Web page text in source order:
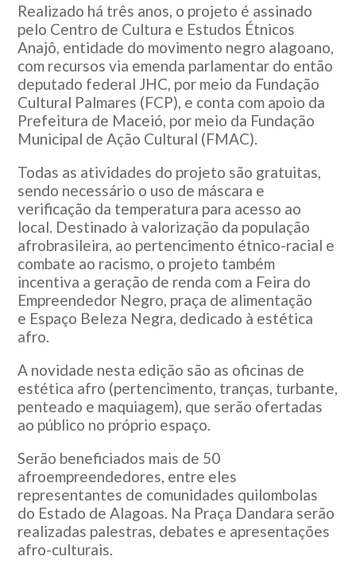
Realizado há três anos, o projeto é assinado
pelo Centro de Cultura e Estudos Étnicos
Anajô, entidade do movimento negro alagoano,
com recursos via emenda parlamentar do então
deputado federal JHC, por meio da Fundação
Cultural Palmares (FCP), e conta com apoio da
Prefeitura de Maceió, por meio da Fundação
Municipal de Ação Cultural (FMAC).
Todas as atividades do projeto são gratuitas,
sendo necessário o uso de máscara e
verificação da temperatura para acesso ao
local. Destinado à valorização da população
afrobrasileira, ao pertencimento étnico-racial e
combate ao racismo, o projeto também
incentiva a geração de renda com a Feira do
Empreendedor Negro, praça de alimentação
e Espaço Beleza Negra, dedicado à estética
afro.
A novidade nesta edição são as oficinas de
estética afro (pertencimento, tranças, turbante,
penteado e maquiagem), que serão ofertadas
ao público no próprio espaço.
Serão beneficiados mais de 50
afroempreendedores, entre eles
representantes de comunidades quilombolas
do Estado de Alagoas. Na Praça Dandara serão
realizadas palestras, debates e apresentações
afro-culturais.